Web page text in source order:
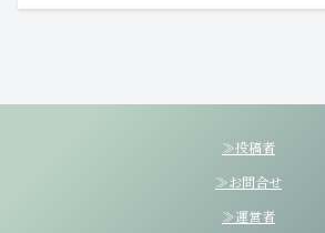
≫投稿者
≫お問合せ
≫運営者